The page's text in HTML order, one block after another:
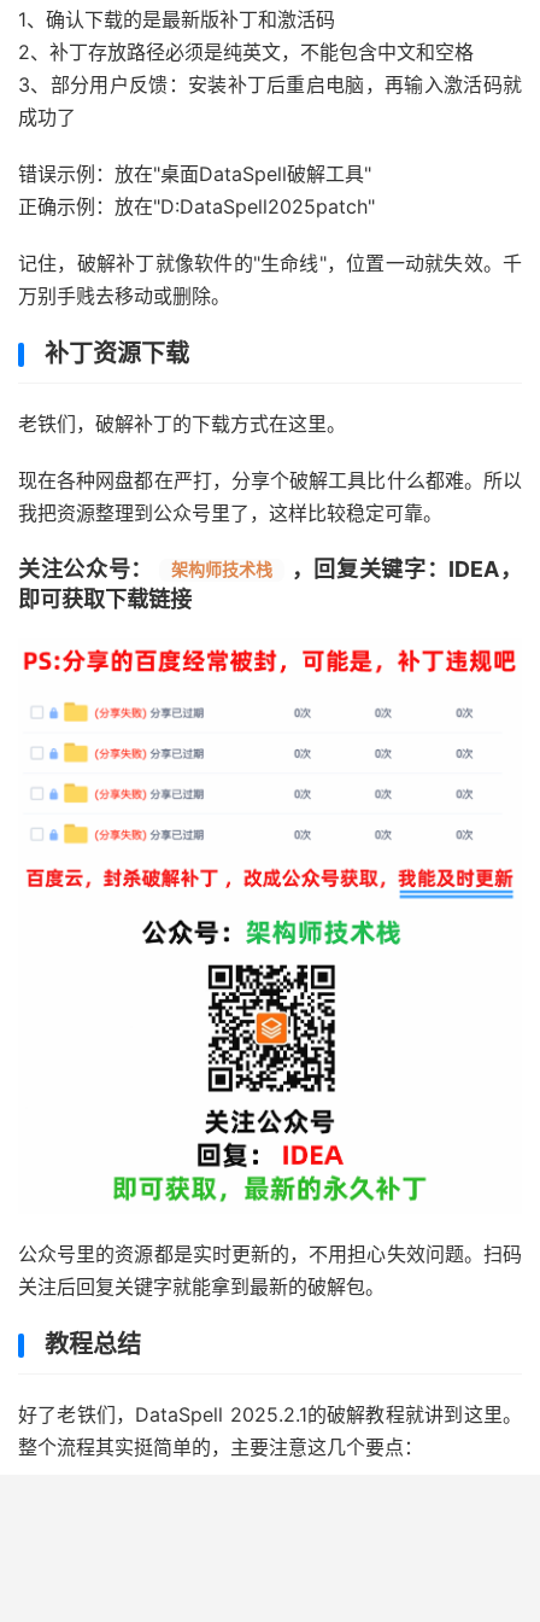
1、确认下载的是最新版补丁和激活码
2、补丁存放路径必须是纯英文，不能包含中文和空格
3、部分用户反馈：安装补丁后重启电脑，再输入激活码就
成功了
错误示例：放在"桌面DataSpell破解工具"
正确示例：放在"D:DataSpell2025patch"
记住，破解补丁就像软件的"生命线"，位置一动就失效。千
万别手贱去移动或删除。
补丁资源下载
老铁们，破解补丁的下载方式在这里。
现在各种网盘都在严打，分享个破解工具比什么都难。所以
我把资源整理到公众号里了，这样比较稳定可靠。
关注公众号： 架构师技术栈
，回复关键字：IDEA，
即可获取下载链接
公众号里的资源都是实时更新的，不用担心失效问题。扫码
关注后回复关键字就能拿到最新的破解包。
教程总结
好了老铁们，DataSpell 2025.2.1的破解教程就讲到这里。
整个流程其实挺简单的，主要注意这几个要点：